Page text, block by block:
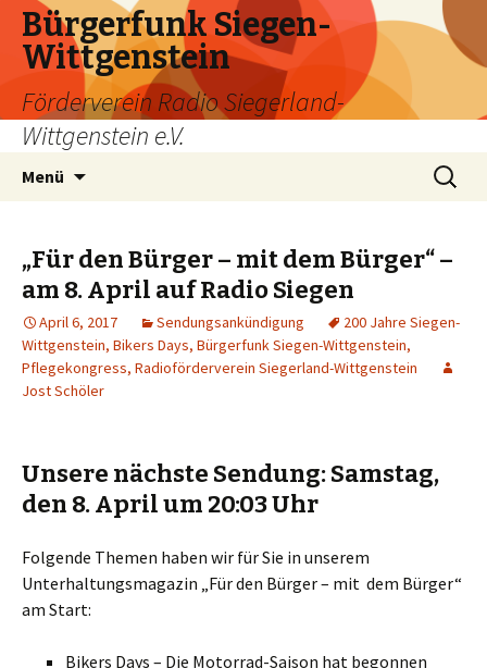
Bürgerfunk Siegen-
Wittgenstein
Förderverein Radio Siegerland-
Wittgenstein e.V.
Menü
Suche
nach:
„Für den Bürger – mit dem Bürger“ –
am 8. April auf Radio Siegen
April 6, 2017 Sendungsankündigung
200 Jahre Siegen-
Wittgenstein, Bikers Days, Bürgerfunk Siegen-Wittgenstein,
Pflegekongress, Radioförderverein Siegerland-Wittgenstein
Jost Schöler
Unsere nächste Sendung: Samstag,
den 8. April um 20:03 Uhr
Folgende Themen haben wir für Sie in unserem
Unterhaltungsmagazin „Für den Bürger – mit dem Bürger“
am Start:
Bikers Days – Die Motorrad-Saison hat begonnen